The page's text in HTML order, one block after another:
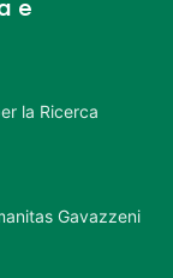
e
la Ricerca
Gavazzeni